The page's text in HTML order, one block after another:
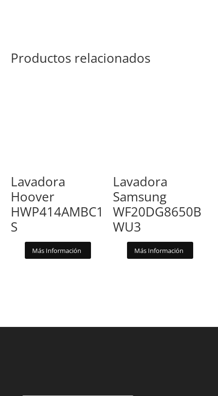
Productos relacionados
Lavadora
Hoover
HWP414AMBC1
S
Más Información
Lavadora
Samsung
WF20DG8650B
WU3
Más Información